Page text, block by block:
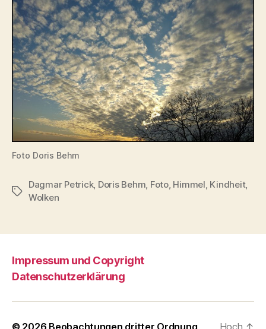
Foto Doris Behm
Schlagwörter
Dagmar Petrick, Doris Behm, Foto, Himmel, Kindheit,
Wolken
Impressum und Copyright
Datenschutzerklärung
© 2026 Beobachtungen dritter Ordnung Hoch ↑